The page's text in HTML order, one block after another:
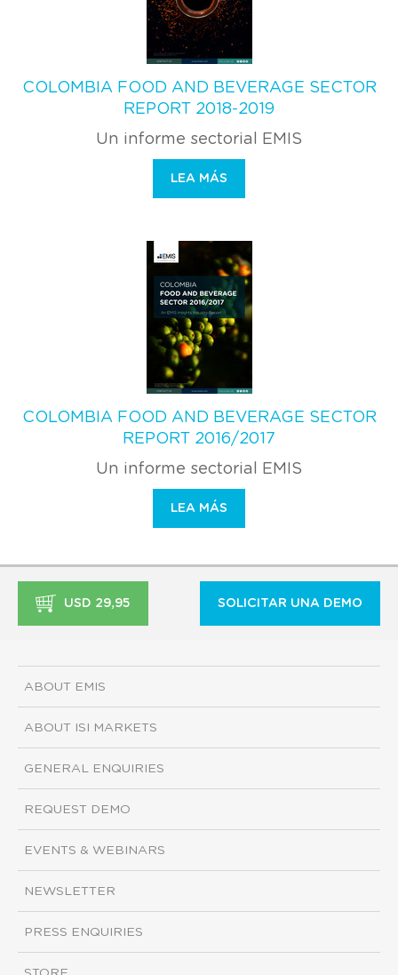
COLOMBIA FOOD AND BEVERAGE SECTOR
REPORT 2018-2019
Un informe sectorial EMIS
LEA MÁS
COLOMBIA FOOD AND BEVERAGE SECTOR
REPORT 2016/2017
Un informe sectorial EMIS
LEA MÁS
USD 29,95 SOLICITAR UNA DEMO
ABOUT EMIS
ABOUT ISI MARKETS
GENERAL ENQUIRIES
REQUEST DEMO
EVENTS & WEBINARS
NEWSLETTER
PRESS ENQUIRIES